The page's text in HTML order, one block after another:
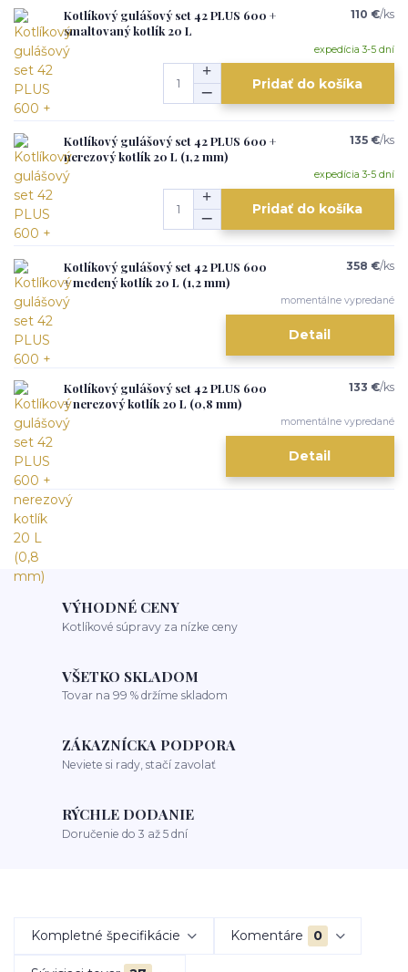
Kotlíkový gulášový set 42 PLUS 600 +
smaltovaný kotlík 20 L
110 €/ks
expedícia 3-5 dní
Pridať do košíka
Kotlíkový gulášový set 42 PLUS 600 +
nerezový kotlík 20 L (1,2 mm)
135 €/ks
expedícia 3-5 dní
Pridať do košíka
Kotlíkový gulášový set 42 PLUS 600
+ medený kotlík 20 L (1,2 mm)
358 €/ks
momentálne vypredané
Detail
Kotlíkový gulášový set 42 PLUS 600
+ nerezový kotlík 20 L (0,8 mm)
133 €/ks
momentálne vypredané
Detail
VÝHODNÉ CENY
Kotlíkové súpravy za nízke ceny
VŠETKO SKLADOM
Tovar na 99 % držíme skladom
ZÁKAZNÍCKA PODPORA
Neviete si rady, stačí zavolať
RÝCHLE DODANIE
Doručenie do 3 až 5 dní
Kompletné špecifikácie Komentáre 0